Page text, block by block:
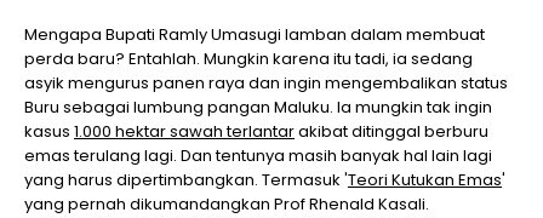
Mengapa Bupati Ramly Umasugi lamban dalam membuat
perda baru? Entahlah. Mungkin karena itu tadi, ia sedang
asyik mengurus panen raya dan ingin mengembalikan status
Buru sebagai lumbung pangan Maluku. Ia mungkin tak ingin
kasus 1.000 hektar sawah terlantarakibat ditinggal berburu
emas terulang lagi. Dan tentunya masih banyak hal lain lagi
yang harus dipertimbangkan. Termasuk 'Teori Kutukan Emas'
yang pernah dikumandangkan Prof Rhenald Kasali.